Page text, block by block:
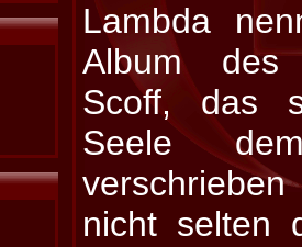
Lambda
Album des
Scoff, das
Seele
nicht selten